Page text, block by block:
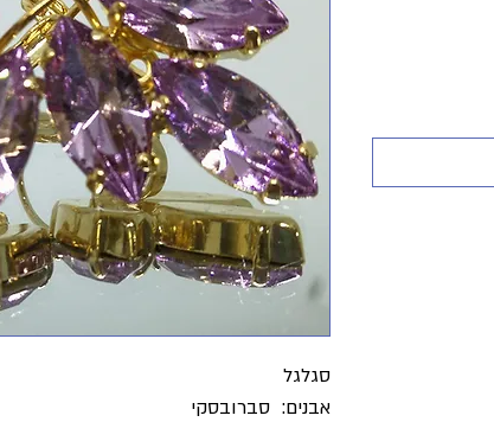
סגלגל
אבנים: סברובסקי